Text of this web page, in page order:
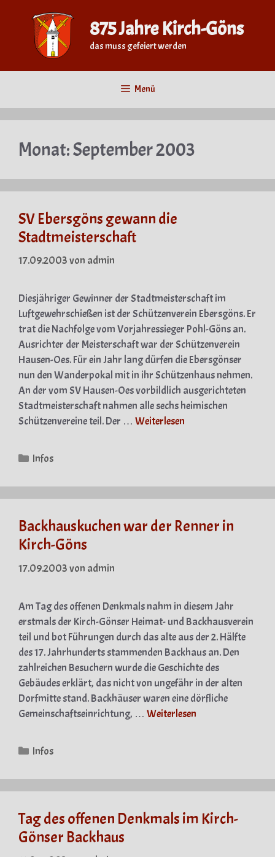
springen
875 Jahre Kirch-Göns
das muss gefeiert werden
Menü
Monat:September 2003
SV Ebersgöns gewann die
Stadtmeisterschaft
17.09.2003von admin
Diesjähriger Gewinner der Stadtmeisterschaft im
Luftgewehrschießen ist der Schützenverein Ebersgöns. Er
trat die Nachfolge vom Vorjahressieger Pohl-Göns an.
Ausrichter der Meisterschaft war der Schützenverein
Hausen-Oes. Für ein Jahr lang dürfen die Ebersgönser
nun den Wanderpokal mit in ihr Schützenhaus nehmen.
An der vom SV Hausen-Oes vorbildlich ausgerichteten
Stadtmeisterschaft nahmen alle sechs heimischen
Schützenvereine teil. Der … Weiterlesen
Kategorien
Infos
Backhauskuchen war der Renner in
Kirch-Göns
17.09.2003von admin
Am Tag des offenen Denkmals nahm in diesem Jahr
erstmals der Kirch-Gönser Heimat- und Backhausverein
teil und bot Führungen durch das alte aus der 2. Hälfte
des 17. Jahrhunderts stammenden Backhaus an. Den
zahlreichen Besuchern wurde die Geschichte des
Gebäudes erklärt, das nicht von ungefähr in der alten
Dorfmitte stand. Backhäuser waren eine dörfliche
Gemeinschaftseinrichtung, … Weiterlesen
Kategorien
Infos
Tag des offenen Denkmals im Kirch-
Gönser Backhaus